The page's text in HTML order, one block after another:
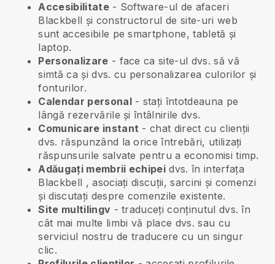
Accesibilitate- Software-ul de afaceri
Blackbell și constructorul de site-uri web
sunt accesibile pe smartphone, tabletă și
laptop.
Personalizare - face ca site-ul dvs. să vă
simtă ca și dvs. cu personalizarea culorilor și
fonturilor.
Calendar personal- stați întotdeauna pe
lângă rezervările și întâlnirile dvs.
Comunicare instant - chat direct cu clienții
dvs. răspunzând la orice întrebări, utilizați
răspunsurile salvate pentru a economisi timp.
Adăugați membrii echipei dvs. în interfața
Blackbell , asociați discuții, sarcini și comenzi
și discutați despre comenzile existente.
Site multilingv - traduceți conținutul dvs. în
cât mai multe limbi vă place dvs. sau cu
serviciul nostru de traducere cu un singur
clic.